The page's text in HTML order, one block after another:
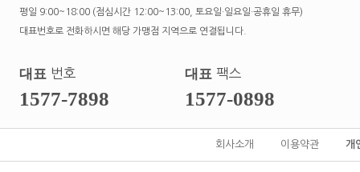
평일 9:00~18:00 (점심시간 12:00~13:00, 토요일·일요일·공휴일 휴무)
대표번호로 전화하시면 해당 가맹점 지역으로 연결됩니다.
대표 번호
1577-7898
대표 팩스
1577-0898
회사소개 이용약관 개